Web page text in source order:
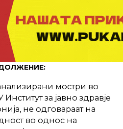
мостри во
за јавно здравје
не одговараат на
во однос на